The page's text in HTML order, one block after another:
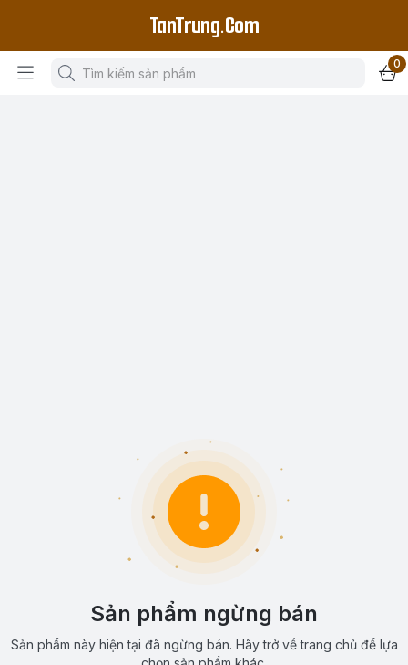
TanTrung.Com
0
Sản phẩm ngừng bán
Sản phẩm này hiện tại đã ngừng bán. Hãy trở về trang chủ để lựa